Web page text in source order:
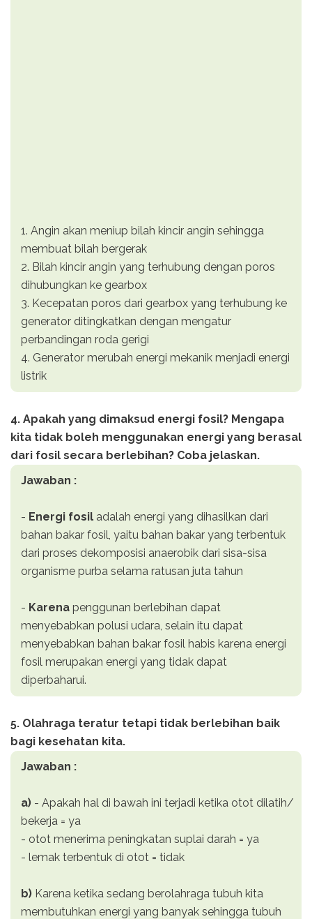
1. Angin akan meniup bilah kincir angin sehingga
membuat bilah bergerak
2. Bilah kincir angin yang terhubung dengan poros
dihubungkan ke gearbox
3. Kecepatan poros dari gearbox yang terhubung ke
generator ditingkatkan dengan mengatur
perbandingan roda gerigi
4. Generator merubah energi mekanik menjadi energi
listrik
4. Apakah yang dimaksud energi fosil? Mengapa
kita tidak boleh menggunakan energi yang berasal
dari fosil secara berlebihan? Coba jelaskan.
Jawaban :
- Energi fosil adalah energi yang dihasilkan dari
bahan bakar fosil, yaitu bahan bakar yang terbentuk
dari proses dekomposisi anaerobik dari sisa-sisa
organisme purba selama ratusan juta tahun
- Karena penggunan berlebihan dapat
menyebabkan polusi udara, selain itu dapat
menyebabkan bahan bakar fosil habis karena energi
fosil merupakan energi yang tidak dapat
diperbaharui.
5. Olahraga teratur tetapi tidak berlebihan baik
bagi kesehatan kita.
Jawaban :
a) - Apakah hal di bawah ini terjadi ketika otot dilatih/
bekerja = ya
- otot menerima peningkatan suplai darah = ya
- lemak terbentuk di otot = tidak
b) Karena ketika sedang berolahraga tubuh kita
membutuhkan energi yang banyak sehingga tubuh